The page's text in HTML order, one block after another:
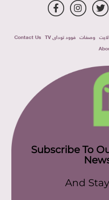
وصفات فوود توداى TV
Contact Us
Subscribe To
And